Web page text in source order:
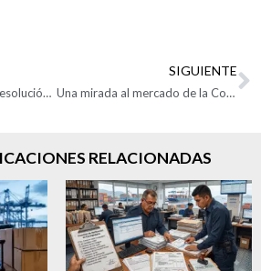
Consideraciones de la resolución DIAN 000012 del 2021
SIGUIENTE
Una mirada al mercado de la Comunidad del Caribe
RELACIONADAS